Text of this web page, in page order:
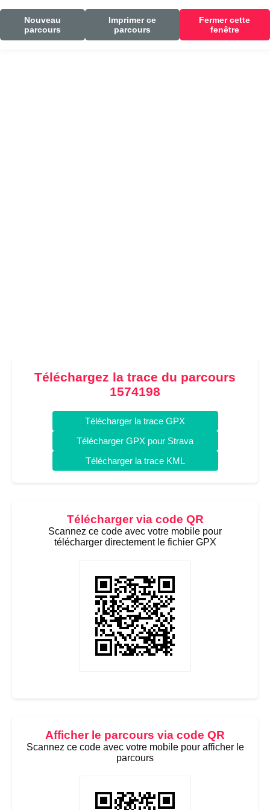
Nouveau
parcours
Imprimer ce
parcours
Fermer cette
fenêtre
Téléchargez la trace du parcours
1574198
Télécharger la trace GPX
Télécharger GPX pour Strava
Télécharger la trace KML
Télécharger via code QR
Scannez ce code avec votre mobile pour
télécharger directement le fichier GPX
Afficher le parcours via code QR
Scannez ce code avec votre mobile pour afficher le
parcours